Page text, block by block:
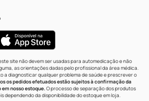
site não devem ser usadas para automedicação e não
as orientações dadas pelo profissional da área médica.
a diagnosticar qualquer problema de saúde e prescrever o
os pedidos efetuados estão sujeitos à confirmação da
nosso estoque.O processo de separação dos produtos
dependendo da disponibilidade do estoque em loja.